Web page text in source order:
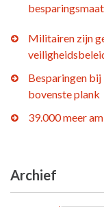
Militairen zijn
Besparingen
bovenste plank
39.000 meer
Archief